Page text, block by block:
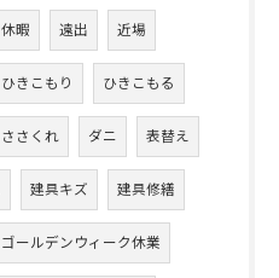
休暇 遠出 近場
ひきこもり ひきこもる
ささくれ ダニ 表替え
建具キズ 建具修繕
ゴールデンウィーク休業